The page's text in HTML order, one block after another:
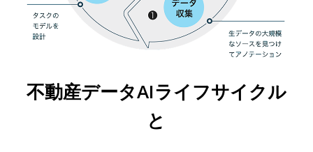
不動産データAIライフサイクル
と